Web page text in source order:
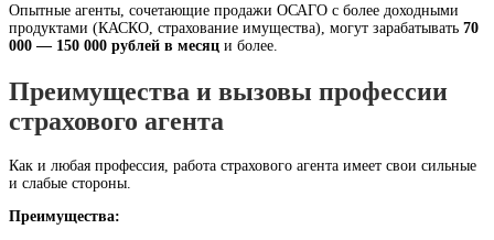
Опытные агенты, сочетающие продажи ОСАГО с более доходными
продуктами (КАСКО, страхование имущества), могут зарабатывать 70
000 — 150 000 рублей в месяц и более.
Преимущества и вызовы профессии
страхового агента
Как и любая профессия, работа страхового агента имеет свои сильные
и слабые стороны.
Преимущества: